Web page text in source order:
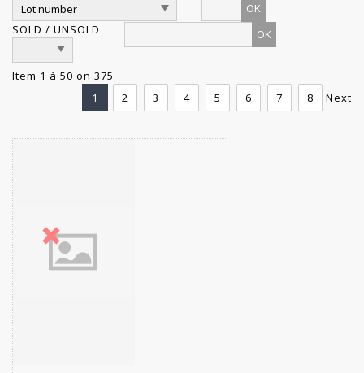
OK
SOLD / UNSOLD
Item 1 à 50 on 375
1
2 3 4 5 6 7 8 Next